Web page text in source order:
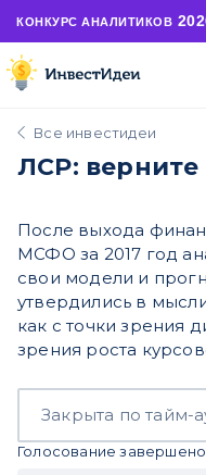
КОНКУРС АНАЛИТИКОВ
Все инвестидеи
ЛСР:
После выхода
МСФО за 2017 год
свои модели и
утвердились в
как с точки зрения
зрения роста
Закрыта по тайм-
Голосование завершено.